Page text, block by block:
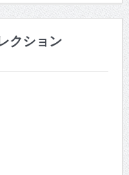
ション